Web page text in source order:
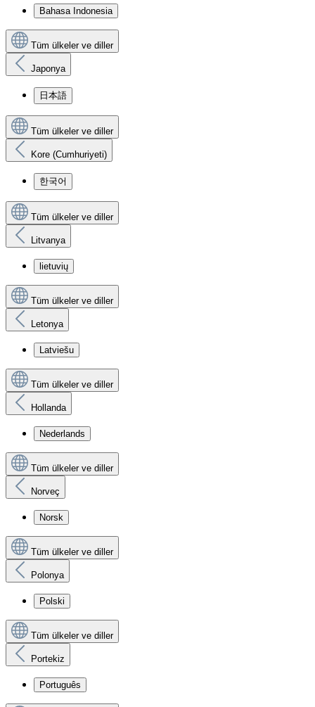
Bahasa Indonesia
Tüm ülkeler ve diller
Japonya
日本語
Tüm ülkeler ve diller
Kore (Cumhuriyeti)
한국어
Tüm ülkeler ve diller
Litvanya
lietuvių
Tüm ülkeler ve diller
Letonya
Latviešu
Tüm ülkeler ve diller
Hollanda
Nederlands
Tüm ülkeler ve diller
Norveç
Norsk
Tüm ülkeler ve diller
Polonya
Polski
Tüm ülkeler ve diller
Portekiz
Português